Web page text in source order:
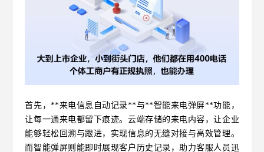
首先，**来电信息自动记录**与**智能来电弹屏**功能，
让每一通来电都留下痕迹。云端存储的来电内容，让企业
能够轻松回溯与跟进，实现信息的无缝对接与高效管理。
而智能弹屏则能即时展现客户历史记录，助力客服人员迅